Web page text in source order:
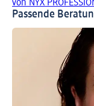
von NYX
Passende